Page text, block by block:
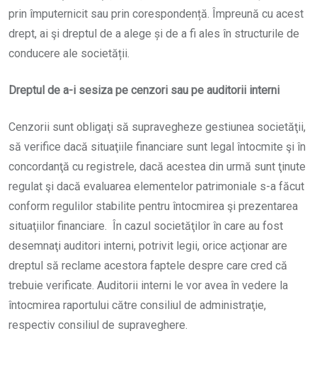
prin împuternicit sau prin corespondență. Împreună cu acest
drept, ai şi dreptul de a alege și de a fi ales în structurile de
conducere ale societății.
Dreptul de a-i sesiza pe cenzori sau pe auditorii interni
Cenzorii sunt obligaţi să supravegheze gestiunea societăţii,
să verifice dacă situaţiile financiare sunt legal întocmite şi în
concordanţă cu registrele, dacă acestea din urmă sunt ţinute
regulat şi dacă evaluarea elementelor patrimoniale s-a făcut
conform regulilor stabilite pentru întocmirea şi prezentarea
situaţiilor financiare. În cazul societăţilor în care au fost
desemnaţi auditori interni, potrivit legii, orice acţionar are
dreptul să reclame acestora faptele despre care cred că
trebuie verificate. Auditorii interni le vor avea în vedere la
întocmirea raportului către consiliul de administraţie,
respectiv consiliul de supraveghere.